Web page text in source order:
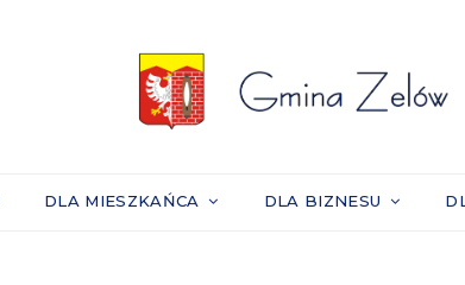
DLA MIESZKAŃCA DLA BIZNESU